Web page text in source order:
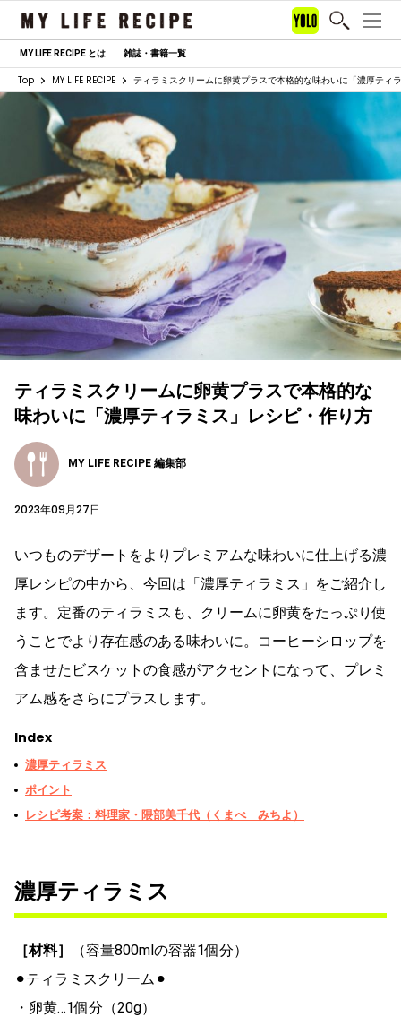
MY LIFE RECIPE とは 雑誌・書籍一覧
Top MY LIFE RECIPE ティラミスクリームに卵黄プラスで本格的な味わいに「濃厚ティ
ティラミスクリームに卵黄プラスで本格的な
味わいに「濃厚ティラミス」レシピ・作り方
MY LIFE RECIPE 編集部
2023年09月27日
いつものデザートをよりプレミアムな味わいに仕上げる濃
厚レシピの中から、今回は「濃厚ティラミス」をご紹介し
ます。定番のティラミスも、クリームに卵黄をたっぷり使
うことでより存在感のある味わいに。コーヒーシロップを
含ませたビスケットの食感がアクセントになって、プレミ
アム感をさらにプラスします。
Index
濃厚ティラミス
ポイント
レシピ考案：料理家・隈部美千代（くまべ みちよ）
濃厚ティラミス
［材料］
（容量800mlの容器1個分）
⚫︎ティラミスクリーム⚫︎
・卵黄…1個分（20g）